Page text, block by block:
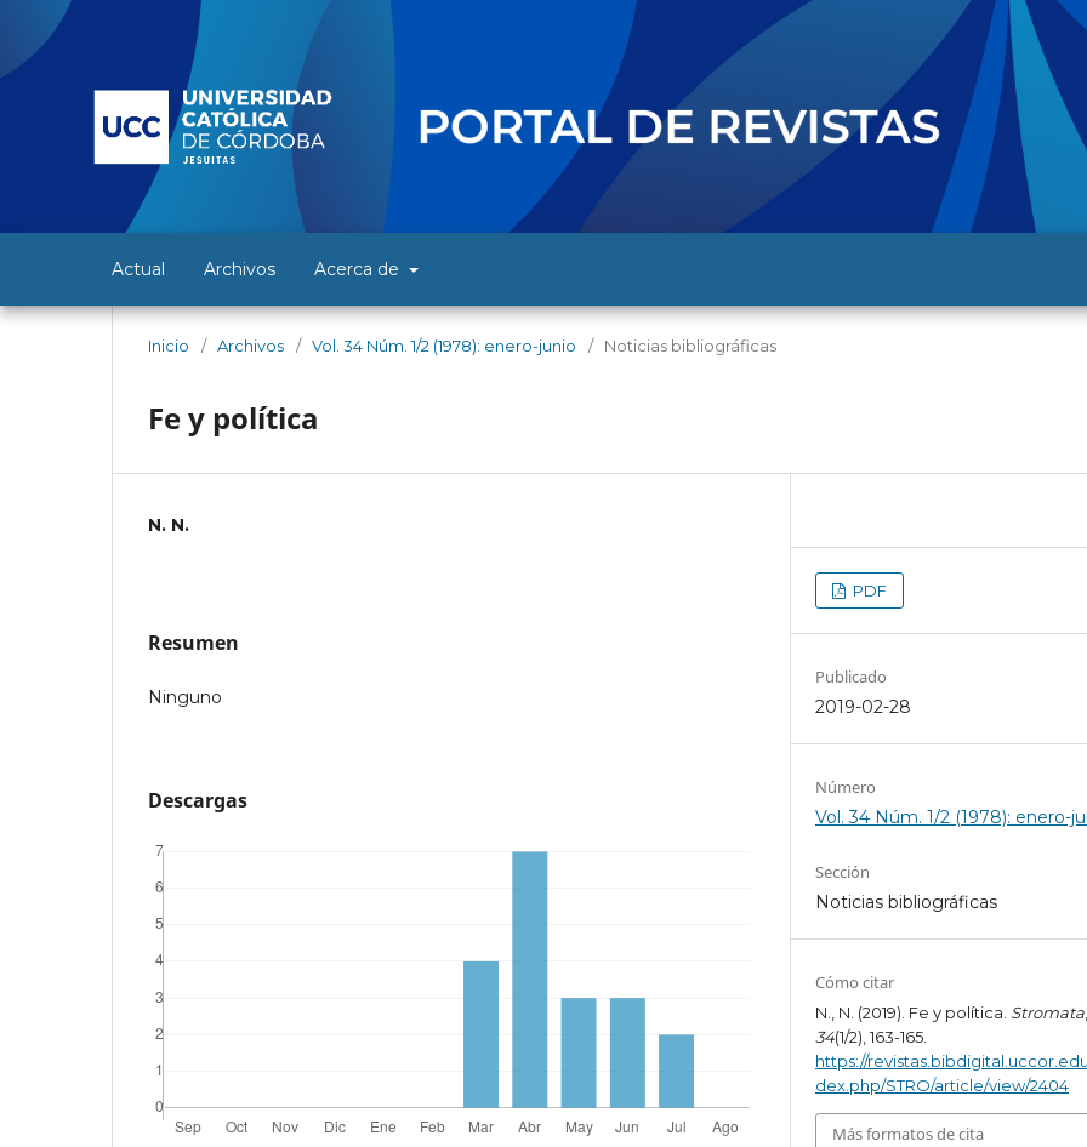
Actual Archivos Acerca de
Inicio / Archivos / Vol. 34 Núm. 1/2 (1978): enero-junio / Noticias bibliográficas
Fe y política
N. N.
Resumen
Ninguno
Descargas
PDF
Publicado
2019-02-28
Número
Vol. 34 Núm. 1/2 (1978): enero-
Sección
Noticias bibliográficas
Cómo citar
N., N. (2019). Fe y política. Stromata
34(1/2), 163-165.
https://
dex.php/STRO/article/view/2404
Más formatos de cita